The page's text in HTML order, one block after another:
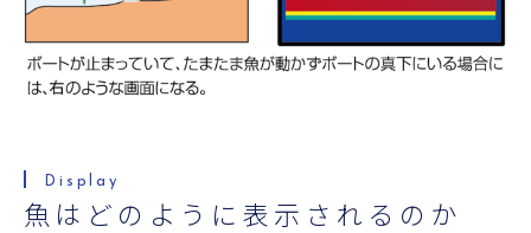
魚はどのように表示されるのか